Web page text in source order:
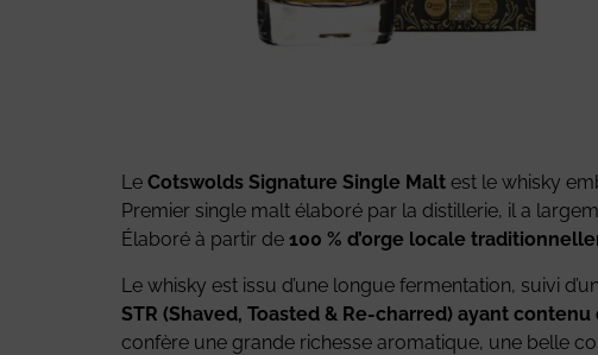
Le Cotswolds Signature Single Malt est le whisky
Premier single malt élaboré par la distillerie, il a
Élaboré à partir de 100 % d’orge locale
Le whisky est issu d’une longue fermentation, suivi
STR (Shaved, Toasted & Re-charred) ayant
confère une grande richesse aromatique, une belle